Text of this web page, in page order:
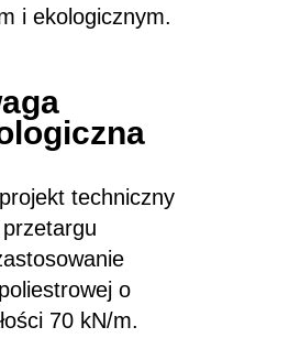
i ekologicznym.
techniczny
o
70 kN/m.